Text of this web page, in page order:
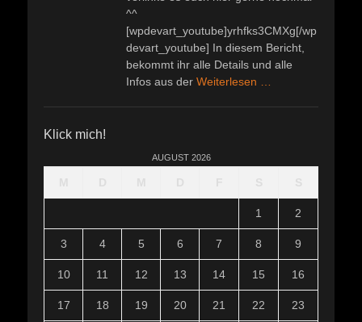
^^
[wpdevart_youtube]yrhfks3CMXg[/wp
devart_youtube] In diesem Bericht,
bekommt ihr alle Details und alle
Infos aus der Weiterlesen …
Klick mich!
AUGUST 2026
1 2
3 4 5 6 7 8 9
10 11 12 13 14 15 16
17 18 19 20 21 22 23